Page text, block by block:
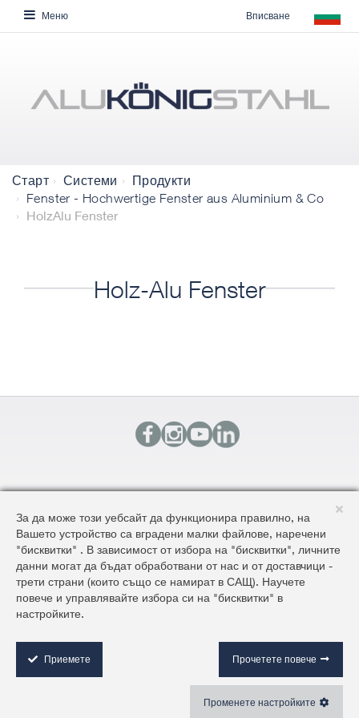
Меню Вписване
Старт Системи
Продукти
Fenster - Hochwertige Fenster aus Aluminium & Co
HolzAlu Fenster
Holz-Alu Fenster
КАРТА НА САЙТА
ОБЩИ УСЛОВИЯ ЗА ДОСТАВКА И ПРОДАЖБА
ОБЩИ УСЛОВИЯ НА САЙТА И ЗАЩИТА НА ЛИЧНИТЕ ДАННИ
©2026 AluKönigStahl
o
o
k
i
e
За да може този уебсайт да функционира правилно, на
Вашето устройство са вградени малки файлове, наречени
"бисквитки" . В зависимост от избора на "бисквитки", личните
данни могат да бъдат обработвани от нас и от доставчици -
трети страни (които също се намират в САЩ). Научете
повече и управлявайте избора си на "бисквитки" в
настройките.
Приемете Прочетете повече
Променете настройките